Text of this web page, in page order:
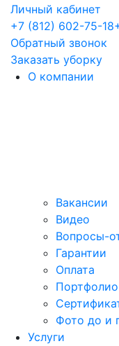
Личный кабинет
+7 (812) 602-75-18
Обратный звонок
Заказать уборку
О компании
Вакансии
Видео
Вопросы-
Гарантии
Оплата
Портфолио
Фото до и
Услуги